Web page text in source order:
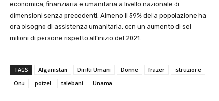
economica, finanziaria e umanitaria a livello nazionale di
dimensioni senza precedenti. Almeno il 59% della popolazione ha
ora bisogno di assistenza umanitaria, con un aumento di sei
milioni di persone rispetto all’inizio del 2021.
TAGS Afganistan Diritti Umani Donne frazer
istruzione
Onu
potzel talebani Unama